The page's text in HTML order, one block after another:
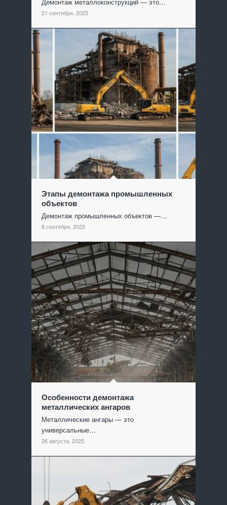
21 сентября, 2025
Этапы демонтажа промышленных
объектов
Демонтаж промышленных объектов —…
8 сентября, 2025
Особенности демонтажа
металлических ангаров
Металлические ангары — это
универсальные…
26 августа, 2025